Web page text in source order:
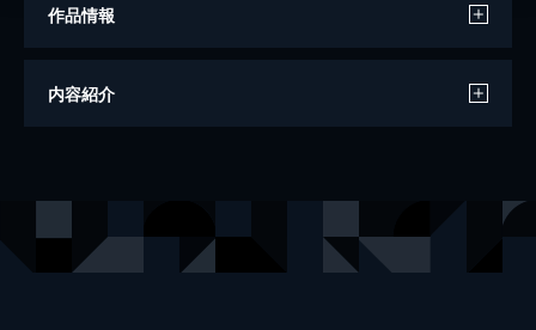
作品情報
著者
内容紹介